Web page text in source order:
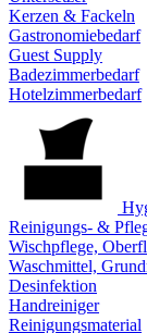
Kerzen & Fackeln
Gastronomiebedarf
Guest Supply
Badezimmerbedarf
Hotelzimmerbedarf
Reinigungs- &
Wischpflege,
Waschmittel,
Desinfektion
Handreiniger
Reinigungsmaterial